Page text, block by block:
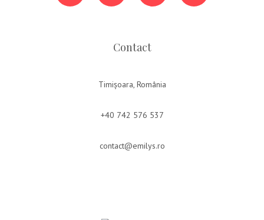
Contact
Timișoara, România
+40 742 576 537
contact@emilys.ro